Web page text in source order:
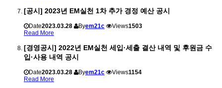
[공시] 2023년 EM실천 1차 추가 경정 예산 공시
Date2023.03.28 Byem21c Views1503
Read More
[경영공시] 2022년 EM실천 세입·세출 결산 내역 및 후원금 수
입·사용 내역 공시
Date2023.03.28 Byem21c Views1154
Read More